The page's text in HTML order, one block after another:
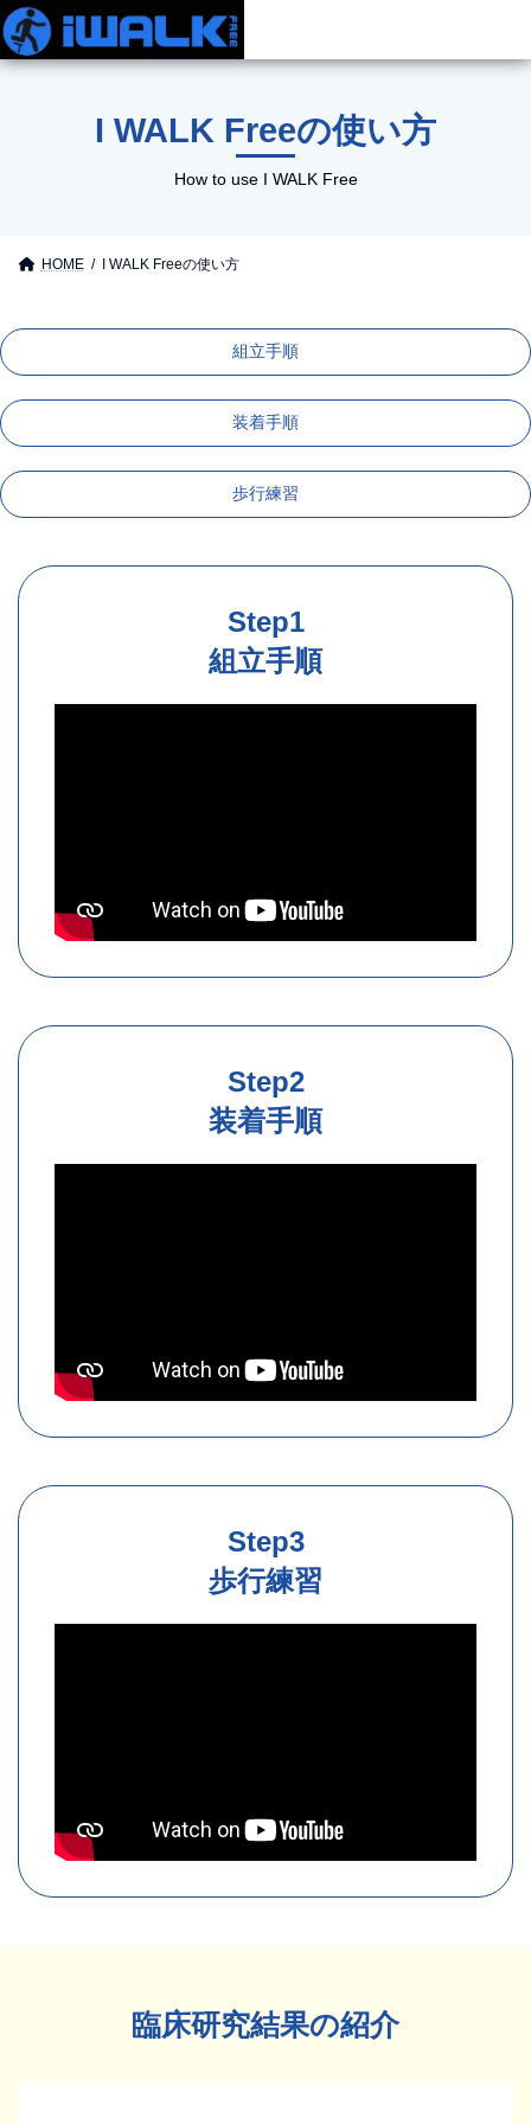
商品情報
お役立ち情報
お問い合わせ
I WALK Freeの使い方
How to use I WALK Free
HOME I WALK Freeの使い方
組立手順
装着手順
歩行練習
Step1
組立手順
Step2
装着手順
Step3
歩行練習
臨床研究結果の紹介